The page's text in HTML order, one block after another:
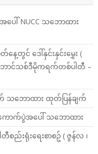
အပေါ် NUCC သဘောထား
ေ့တွင် ဒေါ်နှင်းနှင်းမွှေး (
ာင်သစ်ဒီမိုကရက်တစ်ပါတီ –
သဘောထား ထုတ်ပြန်ချက်
ောက်ပွဲအပေါ် သဘောထား
းရုံးရေးစာစဥ် ( ဇွန်လ ၊